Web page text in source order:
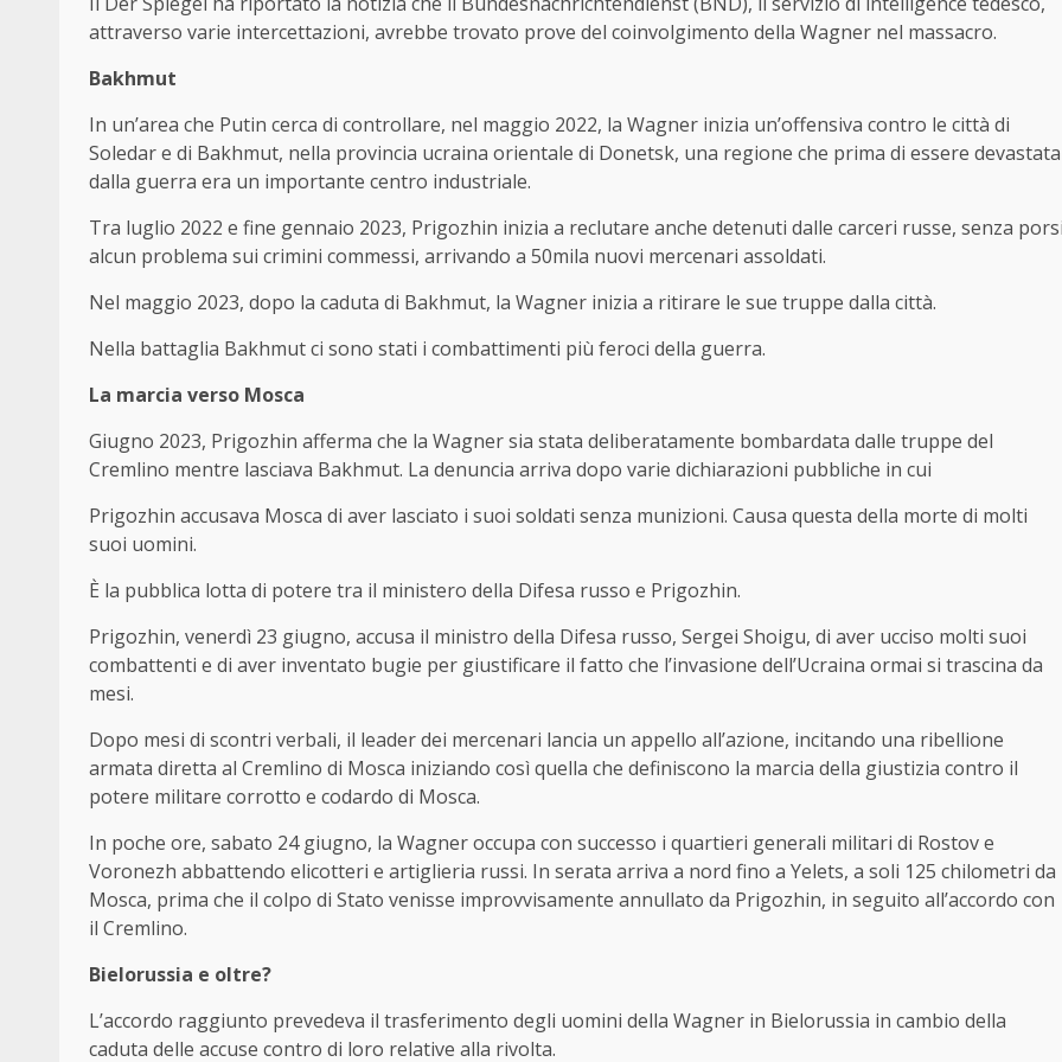
attraverso varie intercettazioni, avrebbe trovato prove del coinvolgimento della Wagner nel massacro.
Bakhmut
In un’area che Putin cerca di controllare, nel maggio 2022, la Wagner inizia un’offensiva contro le città di
Soledar e di Bakhmut, nella provincia ucraina orientale di Donetsk, una regione che prima di essere devastata
dalla guerra era un importante centro industriale.
Tra luglio 2022 e fine gennaio 2023, Prigozhin inizia a reclutare anche detenuti dalle carceri russe, senza
alcun problema sui crimini commessi, arrivando a 50mila nuovi mercenari assoldati.
Nel maggio 2023, dopo la caduta di Bakhmut, la Wagner inizia a ritirare le sue truppe dalla città.
Nella battaglia Bakhmut ci sono stati i combattimenti più feroci della guerra.
La marcia verso Mosca
Giugno 2023, Prigozhin afferma che la Wagner sia stata deliberatamente bombardata dalle truppe del
Cremlino mentre lasciava Bakhmut. La denuncia arriva dopo varie dichiarazioni pubbliche in cui
Prigozhin accusava Mosca di aver lasciato i suoi soldati senza munizioni. Causa questa della morte di molti
suoi uomini.
È la pubblica lotta di potere tra il ministero della Difesa russo e Prigozhin.
Prigozhin, venerdì 23 giugno, accusa il ministro della Difesa russo, Sergei Shoigu, di aver ucciso molti suoi
combattenti e di aver inventato bugie per giustificare il fatto che l’invasione dell’Ucraina ormai si trascina da
mesi.
Dopo mesi di scontri verbali, il leader dei mercenari lancia un appello all’azione, incitando una ribellione
armata diretta al Cremlino di Mosca iniziando così quella che definiscono la marcia della giustizia contro il
potere militare corrotto e codardo di Mosca.
In poche ore, sabato 24 giugno, la Wagner occupa con successo i quartieri generali militari di Rostov e
Voronezh abbattendo elicotteri e artiglieria russi. In serata arriva a nord fino a Yelets, a soli 125 chilometri da
Mosca, prima che il colpo di Stato venisse improvvisamente annullato da Prigozhin, in seguito all’accordo con
il Cremlino.
Bielorussia e oltre?
L’accordo raggiunto prevedeva il trasferimento degli uomini della Wagner in Bielorussia in cambio della
caduta delle accuse contro di loro relative alla rivolta.